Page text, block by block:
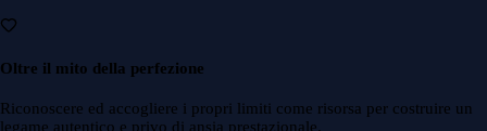
Oltre il mito della perfezione
Riconoscere ed accogliere i propri limiti come risorsa per costruire un
legame autentico e privo di ansia prestazionale.